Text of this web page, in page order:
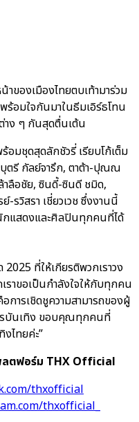
ของเมืองไทยตบเท้ามาร่วม
อมใจกันมาในธีมเอิร์ธโทน
าง ๆ กันสุดตื่นเต้น
มชุดสุดลักชัวรี่ เรียบโก้เต็ม
บุตรี กัลย์จารึก, ตาต้า-ปุณณ
ลือชัย, ซินดี้-ซินดี ชมิด,
วิสรา เชี่ยวเวช ซึ่งงานนี้
กแสดงและศิลปินทุกคนที่ได้
ที่ให้เกียรติพวกเราวง
ราขอเป็นกำลังใจให้กับทุกคน
การเชิดชูความสามารถของผู้
รบันเทิง ขอบคุณทุกคนที่
ไทยค่ะ”
ลตฟอร์ม THX Official
thxofficial
thxofficial_